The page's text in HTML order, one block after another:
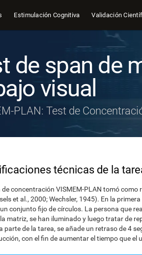
Estimulación Cognitiva Validación
de span de
visual
PLAN: Test de
técnicas de la
de concentración VISMEM-PLAN tomó como
et al., 2000; Wechsler, 1945). En la
conjunto fijo de círculos. La persona que
matriz, se han iluminado y luego tratar de
parte de la tarea, se añade un retraso de 4
con el fin de aumentar el tiempo que el